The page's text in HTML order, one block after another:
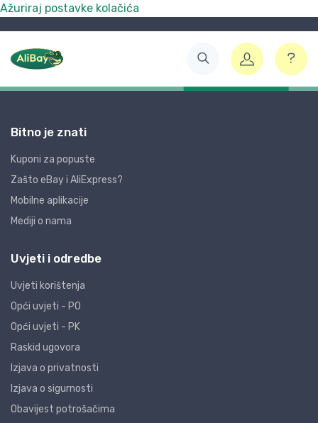
Ažuriraj postavke kolačića
Bitno je znati
Kuponi za popuste
Zašto eBay i AliExpress?
Mobilne aplikacije
Mediji o nama
Uvjeti i odredbe
Uvjeti korištenja
Opći uvjeti - PO
Opći uvjeti - PK
Raskid ugovora
Izjava o privatnosti
Izjava o sigurnosti
Obavijest potrošačima